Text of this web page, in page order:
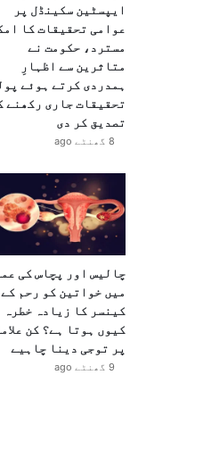
ایپسٹین سکینڈل پر
عوامی تحقیقات کا
مسترد، حکومت نے
متاثرین سے اظہارِ
ہمدردی کرتے ہوئے
تحقیقات جاری رکھنے
تصدیق کر دی
8 گھنٹے ago
چالیس اور پچاس کی
میں خواتین کو رحم کے
کینسر کا زیادہ خطرہ
کیوں ہوتا ہے؟ کن
پر توجی دینا چاہیے
9 گھنٹے ago